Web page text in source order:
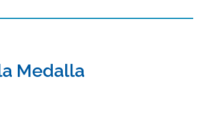
BachilleratoMedalla